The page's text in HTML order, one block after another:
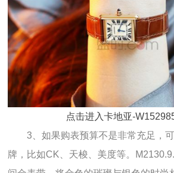
点击进入卡地亚-
3、如果购表预算不是非常充足，可
牌，比如CK、天梭、美度等。